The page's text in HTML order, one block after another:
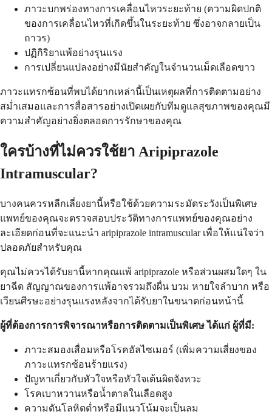
ภาวะบกพร่องทางการเคลื่อนไหวระยะท้าย (ความผิดปกติ
ของการเคลื่อนไหวที่เกิดขึ้นในระยะท้าย ซึ่งอาจกลายเป็น
ถาวร)
ปฏิกิริยาแพ้อย่างรุนแรง
การเปลี่ยนแปลงอย่างมีนัยสำคัญในจำนวนเม็ดเลือดขาว
ภาวะแทรกซ้อนที่พบได้ยากเหล่านี้เป็นเหตุผลที่การติดตามอย่าง
สม่ำเสมอและการสื่อสารอย่างเปิดเผยกับทีมดูแลสุขภาพของคุณมี
ความสำคัญอย่างยิ่งตลอดการรักษาของคุณ
ใครบ้างที่ไม่ควรใช้ยา Aripiprazole
Intramuscular?
บางคนควรหลีกเลี่ยงยานี้หรือใช้ด้วยความระมัดระวังเป็นพิเศษ
แพทย์ของคุณจะตรวจสอบประวัติทางการแพทย์ของคุณอย่าง
ละเอียดก่อนที่จะแนะนำ aripiprazole intramuscular เพื่อให้แน่ใจว่า
ปลอดภัยสำหรับคุณ
คุณไม่ควรได้รับยานี้หากคุณแพ้ aripiprazole หรือส่วนผสมใดๆ ใน
ยาฉีด สัญญาณของการแพ้อาจรวมถึงผื่น บวม หายใจลำบาก หรือ
เวียนศีรษะอย่างรุนแรงหลังจากได้รับยาในขนาดก่อนหน้านี้
ผู้ที่ต้องการการพิจารณาหรือการติดตามเป็นพิเศษ ได้แก่ ผู้ที่มี:
ภาวะสมองเสื่อมหรือโรคอัลไซเมอร์ (เพิ่มความเสี่ยงของ
ภาวะแทรกซ้อนร้ายแรง)
ปัญหาเกี่ยวกับหัวใจหรือหัวใจเต้นผิดจังหวะ
โรคเบาหวานหรือน้ำตาลในเลือดสูง
ความดันโลหิตต่ำหรือมีแนวโน้มจะเป็นลม